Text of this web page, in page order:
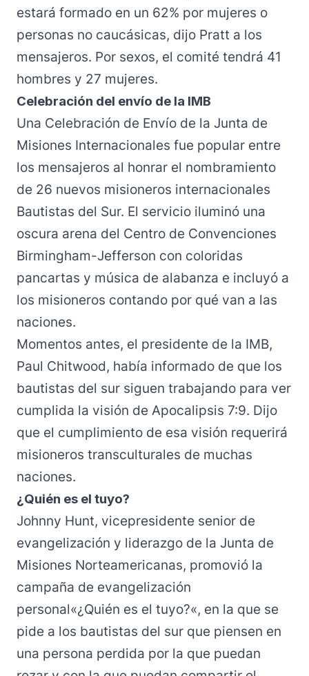
estará formado en un 62% por mujeres o
personas no caucásicas, dijo Pratt a los
mensajeros. Por sexos, el comité tendrá 41
hombres y 27 mujeres.
Celebración del envío de la IMB
Una Celebración de Envío de la Junta de
Misiones Internacionales fue popular entre
los mensajeros al honrar el nombramiento
de 26 nuevos misioneros internacionales
Bautistas del Sur. El servicio iluminó una
oscura arena del Centro de Convenciones
Birmingham-Jefferson con coloridas
pancartas y música de alabanza e incluyó a
los misioneros contando por qué van a las
naciones.
Momentos antes, el presidente de la IMB,
Paul Chitwood, había informado de que los
bautistas del sur siguen trabajando para ver
cumplida la visión de Apocalipsis 7:9. Dijo
que el cumplimiento de esa visión requerirá
misioneros transculturales de muchas
naciones.
¿Quién es el tuyo?
Johnny Hunt, vicepresidente senior de
evangelización y liderazgo de la Junta de
Misiones Norteamericanas, promovió la
campaña de evangelización
personal«¿Quién es el tuyo?«, en la que se
pide a los bautistas del sur que piensen en
una persona perdida por la que puedan